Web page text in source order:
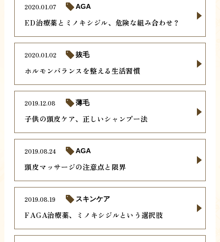
ED治療薬とミノキシジル、危険な組み合わせ？
2020.01.07 AGA
ホルモンバランスを整える生活習慣
2020.01.02 抜毛
子供の頭皮ケア、正しいシャンプー法
2019.12.08 薄毛
頭皮マッサージの注意点と限界
2019.08.24 AGA
FAGA治療薬、ミノキシジルという選択肢
2019.08.19 スキンケア